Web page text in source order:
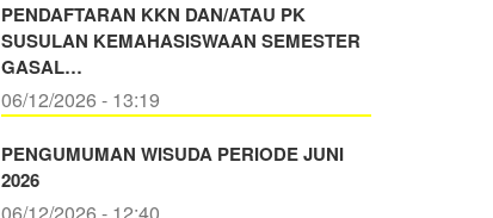
PENDAFTARAN KKN DAN/ATAU PK
SUSULAN KEMAHASISWAAN SEMESTER
GASAL…
06/12/2026 - 13:19
PENGUMUMAN WISUDA PERIODE JUNI
2026